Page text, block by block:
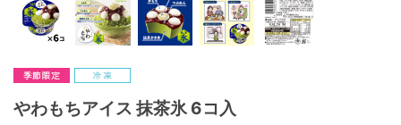
やわもちアイス 抹茶氷 6コ入